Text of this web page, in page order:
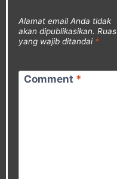
Alamat email Anda tidak
akan dipublikasikan. Ruas
yang wajib ditandai *
Comment *